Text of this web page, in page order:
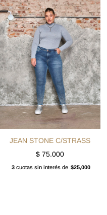
JEAN STONE C/STRASS
$75.000
3 cuotas sin interés de $25,000